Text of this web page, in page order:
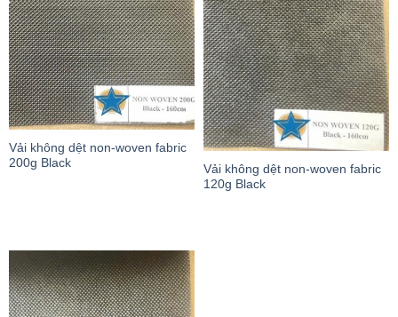
Vải không dệt non-woven fabric
200g Black
Vải không dệt non-woven fabric
120g Black